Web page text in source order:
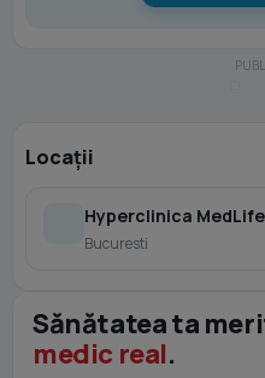
Locații
Hyperclinica
Bucuresti
Sănătatea ta
medic real.